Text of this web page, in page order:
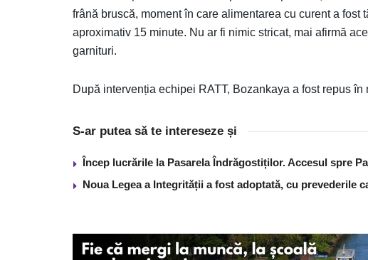
frână bruscă, moment în care alimentarea cu curent a
aproximativ 15 minute. Nu ar fi nimic stricat, mai afirmă
garnituri.
După intervenția echipei RATT, Bozankaya a fost repus în
S-ar putea să te intereseze și
Încep lucrările la Pasarela Îndrăgostiților. Accesul spre
Noua Legea a Integrității a fost adoptată, cu prevederile